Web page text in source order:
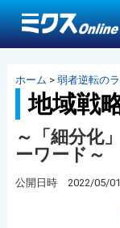
ホーム > 弱者逆転の
地域戦
～「細分化
ーワード～
公開日時 2022/05/01